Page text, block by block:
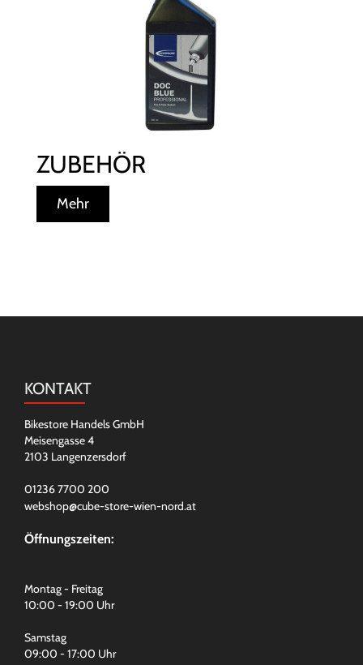
ZUBEHÖR
Mehr
KONTAKT
Bikestore Handels GmbH
Meisengasse 4
2103 Langenzersdorf
01236 7700 200
webshop@cube-store-wien-nord.at
Öffnungszeiten:
Montag - Freitag
10:00 - 19:00 Uhr
Samstag
09:00 - 17:00 Uhr